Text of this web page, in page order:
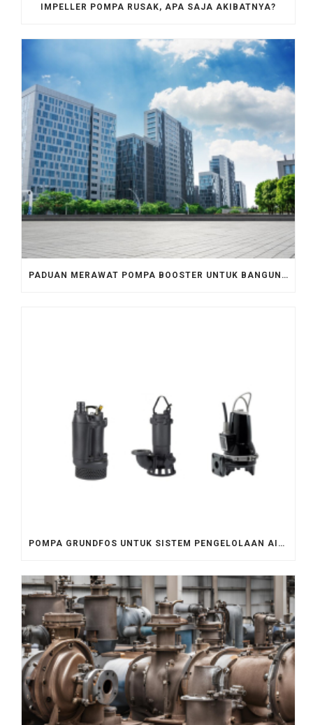
IMPELLER POMPA RUSAK, APA SAJA AKIBATNYA?
PADUAN MERAWAT POMPA BOOSTER UNTUK BANGUNAN KOMERSIAL
POMPA GRUNDFOS UNTUK SISTEM PENGELOLAAN AIR LIMBAH PERKOTAAN